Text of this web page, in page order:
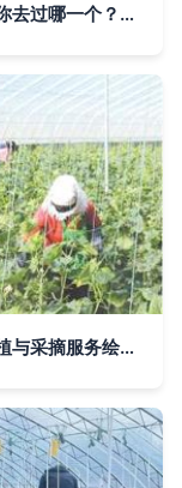
石家庄26个风光秀丽的现代农业园区，你去过哪一个？——蔬果采摘体验指南
定西岷县 温室黄瓜迎来丰收季，特色种植与采摘服务绘就产业新图景